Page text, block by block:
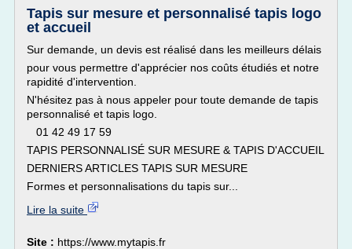
Tapis sur mesure et personnalisé tapis logo
et accueil
Sur demande, un devis est réalisé dans les meilleurs délais
pour vous permettre d'apprécier nos coûts étudiés et notre
rapidité d'intervention.
N'hésitez pas à nous appeler pour toute demande de tapis
personnalisé et tapis logo.
01 42 49 17 59
TAPIS PERSONNALISÉ SUR MESURE & TAPIS D'ACCUEIL
DERNIERS ARTICLES TAPIS SUR MESURE
Formes et personnalisations du tapis sur...
Lire la suite
Site : https://www.mytapis.fr